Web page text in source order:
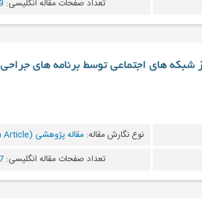
تعداد صفحات مقاله انگلیسی:
شبکه های اجتماعی توسط برنامه های
نوع نگارش مقاله: مقاله پژوهشی (Research Article)
تعداد صفحات مقاله انگلیسی: